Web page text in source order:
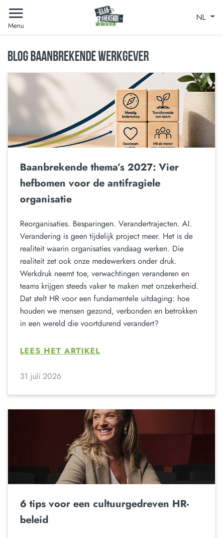
Menu
NL
BLOG BAANBREKENDE WERKGEVER
Baanbrekende thema’s 2027: Vier
hefbomen voor de antifragiele
organisatie
Reorganisaties. Besparingen. Verandertrajecten. AI.
Verandering is geen tijdelijk project meer. Het is de
realiteit waarin organisaties vandaag werken. Die
realiteit zet ook onze medewerkers onder druk.
Werkdruk neemt toe, verwachtingen veranderen en
teams krijgen steeds vaker te maken met onzekerheid.
Dat stelt HR voor een fundamentele uitdaging: hoe
houden we mensen gezond, verbonden en betrokken
in een wereld die voortdurend verandert?
LEES HET ARTIKEL
31 juli 2026
6 tips voor een cultuurgedreven HR-
beleid